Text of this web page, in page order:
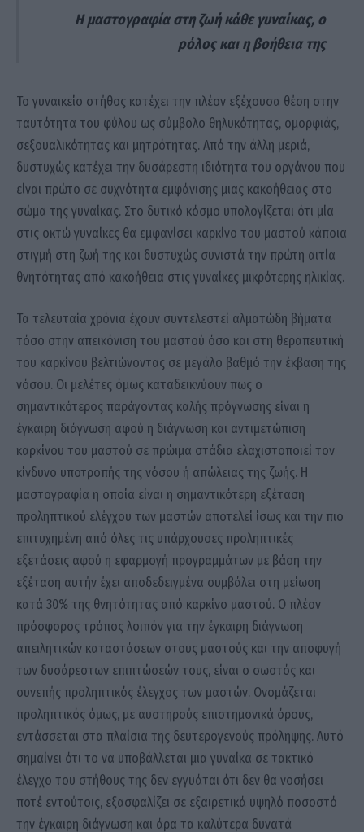
Η μαστογραφία στη ζωή κάθε γυναίκας, ο
ρόλος και η βοήθεια της
Το γυναικείο στήθος κατέχει την πλέον εξέχουσα θέση στην
ταυτότητα του φύλου ως σύμβολο θηλυκότητας, ομορφιάς,
σεξουαλικότητας και μητρότητας. Από την άλλη μεριά,
δυστυχώς κατέχει την δυσάρεστη ιδιότητα του οργάνου που
είναι πρώτο σε συχνότητα εμφάνισης μιας κακοήθειας στο
σώμα της γυναίκας. Στο δυτικό κόσμο υπολογίζεται ότι μία
στις οκτώ γυναίκες θα εμφανίσει καρκίνο του μαστού κάποια
στιγμή στη ζωή της και δυστυχώς συνιστά την πρώτη αιτία
θνητότητας από κακοήθεια στις γυναίκες μικρότερης ηλικίας.
Τα τελευταία χρόνια έχουν συντελεστεί αλματώδη βήματα
τόσο στην απεικόνιση του μαστού όσο και στη θεραπευτική
του καρκίνου βελτιώνοντας σε μεγάλο βαθμό την έκβαση της
νόσου. Οι μελέτες όμως καταδεικνύουν πως ο
σημαντικότερος παράγοντας καλής πρόγνωσης είναι η
έγκαιρη διάγνωση αφού η διάγνωση και αντιμετώπιση
καρκίνου του μαστού σε πρώιμα στάδια ελαχιστοποιεί τον
κίνδυνο υποτροπής της νόσου ή απώλειας της ζωής. Η
μαστογραφία η οποία είναι η σημαντικότερη εξέταση
προληπτικού ελέγχου των μαστών αποτελεί ίσως και την πιο
επιτυχημένη από όλες τις υπάρχουσες προληπτικές
εξετάσεις αφού η εφαρμογή προγραμμάτων με βάση την
εξέταση αυτήν έχει αποδεδειγμένα συμβάλει στη μείωση
κατά 30% της θνητότητας από καρκίνο μαστού. Ο πλέον
πρόσφορος τρόπος λοιπόν για την έγκαιρη διάγνωση
απειλητικών καταστάσεων στους μαστούς και την αποφυγή
των δυσάρεστων επιπτώσεών τους, είναι ο σωστός και
συνεπής προληπτικός έλεγχος των μαστών. Ονομάζεται
προληπτικός όμως, με αυστηρούς επιστημονικά όρους,
εντάσσεται στα πλαίσια της δευτερογενούς πρόληψης. Αυτό
σημαίνει ότι το να υποβάλλεται μια γυναίκα σε τακτικό
έλεγχο του στήθους της δεν εγγυάται ότι δεν θα νοσήσει
ποτέ εντούτοις, εξασφαλίζει σε εξαιρετικά υψηλό ποσοστό
την έγκαιρη διάγνωση και άρα τα καλύτερα δυνατά